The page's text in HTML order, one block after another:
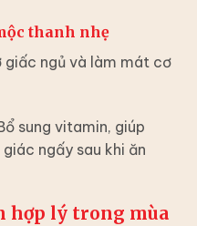
thanh nhẹ
giấc ngủ và làm mát cơ
sung vitamin, giúp
ngấy sau khi ăn
hợp lý trong mùa